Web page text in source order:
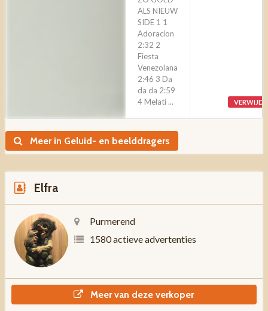
ALS NIEUW
SIDE 1 1
Adoracion
2:32 2
Fiesta
Venezolana
2:46 3 Da
da da 2:59
4 Melati ...
Meer in Geluid- en beelddragers
Elfra
Purmerend
1580 actieve advertenties
Meer van deze verkoper